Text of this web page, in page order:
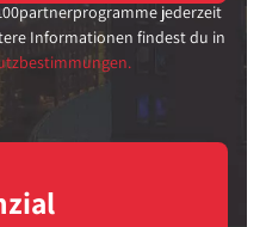
jederzeit
Informationen findest du in